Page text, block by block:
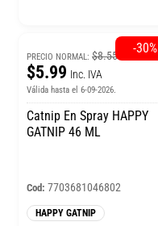
PRECIO NORMAL:$8.55
$5.99 Inc. IVA
Válida hasta el 6-09-2026.
Catnip En Spray HAPPY
GATNIP 46 ML
Cod: 7703681046802
HAPPY GATNIP
-30%